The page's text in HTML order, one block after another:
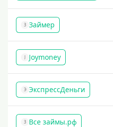
З Займер
J Joymoney
Э ЭкспрессДеньги
З Все займы.рф